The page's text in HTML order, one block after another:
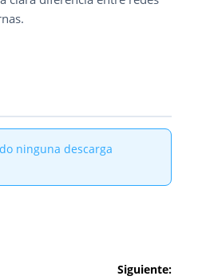
ninguna descarga
Siguiente: